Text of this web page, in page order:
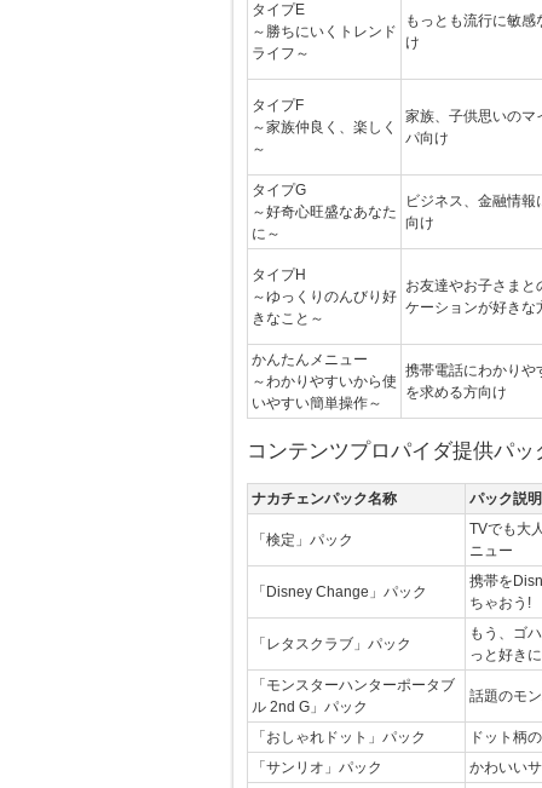
タイプE
～勝ちにいくトレンド
ライフ～
もっとも流行に敏感
け
タイプF
～家族仲良く、楽しく
～
家族、子供思いのマ
パ向け
タイプG
～好奇心旺盛なあなた
に～
ビジネス、金融情報
向け
タイプH
～ゆっくりのんびり好
きなこと～
お友達やお子さまと
ケーションが好きな
かんたんメニュー
～わかりやすいから使
いやすい簡単操作～
携帯電話にわかりや
を求める方向け
コンテンツプロパイダ提供パ
ナカチェンパック名称 パック説明
「検定」パック
TVでも大
ニュー
「Disney Change」パック
携帯を
ちゃおう!
「レタスクラブ」パック
もう、ゴ
っと好き
「モンスターハンターポータブ
ル 2nd G」パック
話題のモ
「おしゃれドット」パック
ドット柄
「サンリオ」パック
かわいい